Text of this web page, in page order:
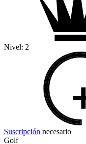
Nivel: 2
Suscripción necesario
Golf